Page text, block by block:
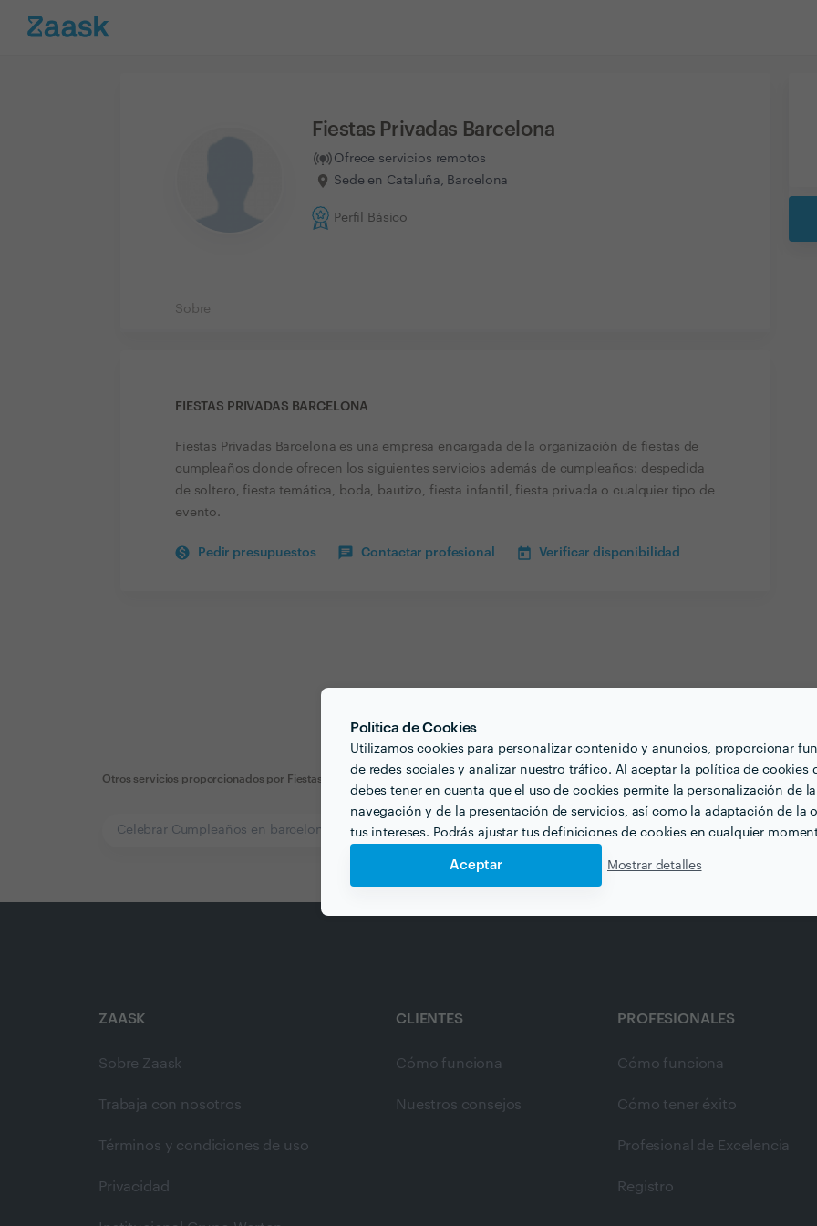
Política de Cookies
Utilizamos cookies para personalizar contenido y anuncios, proporcionar
de redes sociales y analizar nuestro tráfico. Al aceptar la política de cookies
debes tener en cuenta que el uso de cookies permite la personalización de la
navegación y de la presentación de servicios, así como la adaptación de la
tus intereses. Podrás ajustar tus definiciones de cookies en cualquier
Aceptar Mostrar detalles
Fiestas Privadas Barcelona
Ofrece servicios remotos
Sede en Cataluña, Barcelona
Perfil Básico
Sobre
FIESTAS PRIVADAS BARCELONA
Fiestas Privadas Barcelona es una empresa encargada de la organización de fiestas de
cumpleaños donde ofrecen los siguientes servicios además de cumpleaños: despedida
de soltero, fiesta temática, boda, bautizo, fiesta infantil, fiesta privada o cualquier tipo de
evento.
Pedir presupuestos Contactar profesional Verificar disponibilidad
Otros servicios proporcionados por Fiestas Privadas Barcelona
Celebrar Cumpleaños en barcelona
ZAASK
Sobre Zaask
Trabaja con nosotros
Términos y condiciones de uso
Privacidad
CLIENTES
Cómo funciona
Nuestros consejos
PROFESIONALES
Cómo funciona
Cómo tener éxito
Profesional de Excelencia
Registro